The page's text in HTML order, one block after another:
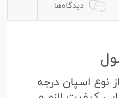
دیدگاه‌ها
اسپان درجه